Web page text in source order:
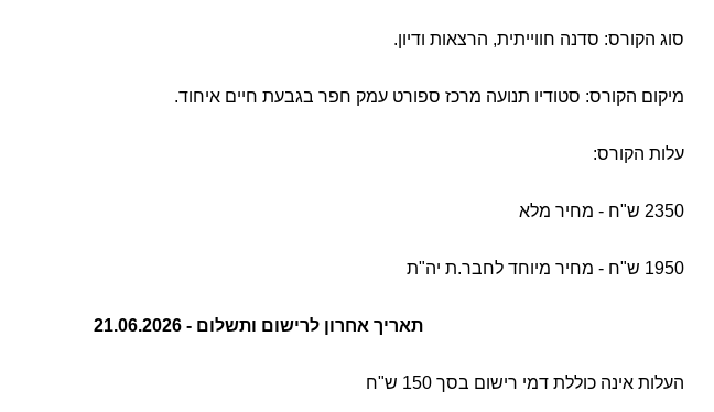
סוג הקורס: סדנה חווייתית, הרצאות ודיון.
מיקום הקורס: סטודיו תנועה מרכז ספורט עמק חפר בגבעת חיים איחוד.
עלות הקורס:
2350 ש"ח - מחיר מלא
1950 ש"ח - מחיר מיוחד לחבר.ת יה"ת
תאריך אחרון לרישום ותשלום - 21.06.2026
העלות אינה כוללת דמי רישום בסך 150 ש"ח